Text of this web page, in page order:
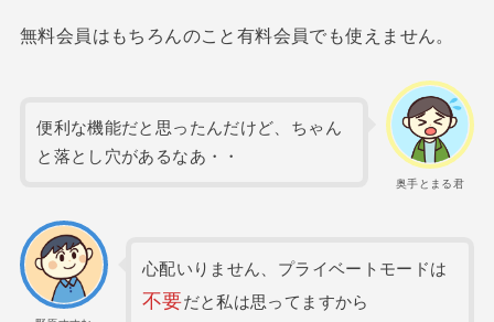
無料会員はもちろんのこと有料会員でも使えません。
奥手とまる君
便利な機能だと思ったんだけど、ちゃん
と落とし穴があるなあ・・
心配いりません、プライベートモードは
不要だと私は思ってますから